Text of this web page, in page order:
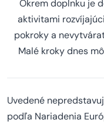
Okrem doplnku je
aktivitami
pokroky a
Malé kroky dnes
Uvedené
podľa Nariadenia